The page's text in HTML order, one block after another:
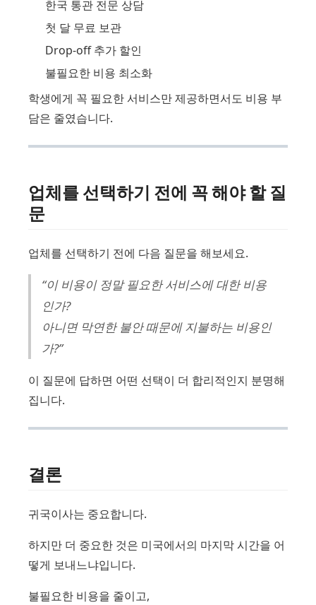
한국 통관 전문 상담
첫 달 무료 보관
Drop-off 추가 할인
불필요한 비용 최소화
학생에게 꼭 필요한 서비스만 제공하면서도 비용 부
담은 줄였습니다.
업체를 선택하기 전에 꼭 해야 할 질
문
업체를 선택하기 전에 다음 질문을 해보세요.
“이 비용이 정말 필요한 서비스에 대한 비용
인가?
아니면 막연한 불안 때문에 지불하는 비용인
가?”
이 질문에 답하면 어떤 선택이 더 합리적인지 분명해
집니다.
결론
귀국이사는 중요합니다.
하지만 더 중요한 것은 미국에서의 마지막 시간을 어
떻게 보내느냐입니다.
불필요한 비용을 줄이고,